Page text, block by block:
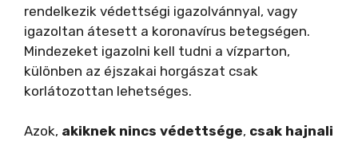
rendelkezik védettségi igazolvánnyal, vagy
igazoltan átesett a koronavírus betegségen.
Mindezeket igazolni kell tudni a vízparton,
különben az éjszakai horgászat csak
korlátozottan lehetséges.
Azok, akiknek nincs védettsége, csak hajnali